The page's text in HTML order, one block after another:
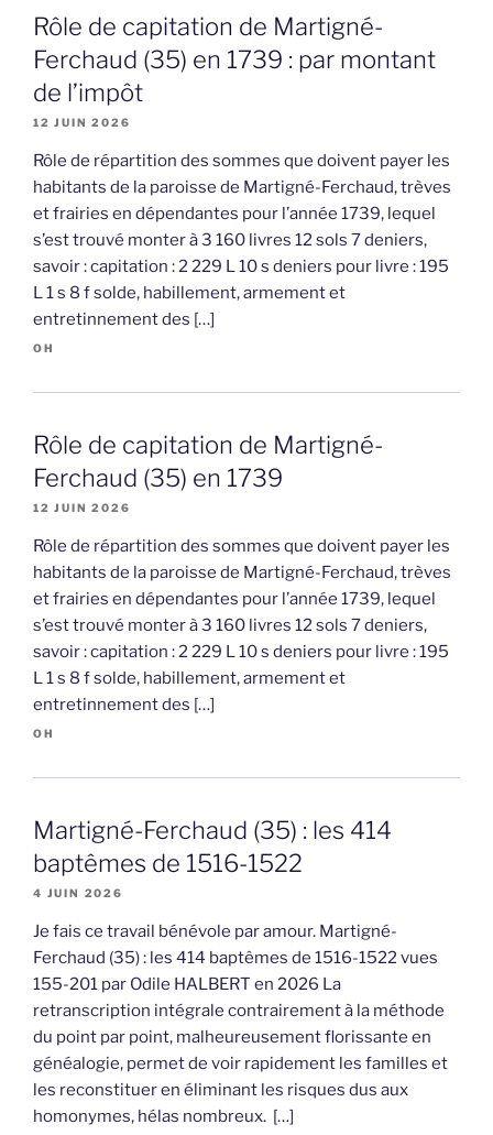
Rôle de capitation de Martigné-
Ferchaud (35) en 1739 : par montant
de l’impôt
12 JUIN 2026
Rôle de répartition des sommes que doivent payer les
habitants de la paroisse de Martigné-Ferchaud, trèves
et frairies en dépendantes pour l’année 1739, lequel
s’est trouvé monter à 3 160 livres 12 sols 7 deniers,
savoir : capitation : 2 229 L 10 s deniers pour livre : 195
L 1 s 8 f solde, habillement, armement et
entretinnement des […]
OH
Rôle de capitation de Martigné-
Ferchaud (35) en 1739
12 JUIN 2026
Rôle de répartition des sommes que doivent payer les
habitants de la paroisse de Martigné-Ferchaud, trèves
et frairies en dépendantes pour l’année 1739, lequel
s’est trouvé monter à 3 160 livres 12 sols 7 deniers,
savoir : capitation : 2 229 L 10 s deniers pour livre : 195
L 1 s 8 f solde, habillement, armement et
entretinnement des […]
OH
Martigné-Ferchaud (35) : les 414
baptêmes de 1516-1522
4 JUIN 2026
Je fais ce travail bénévole par amour. Martigné-
Ferchaud (35) : les 414 baptêmes de 1516-1522 vues
155-201 par Odile HALBERT en 2026 La
retranscription intégrale contrairement à la méthode
du point par point, malheureusement florissante en
généalogie, permet de voir rapidement les familles et
les reconstituer en éliminant les risques dus aux
homonymes, hélas nombreux. […]